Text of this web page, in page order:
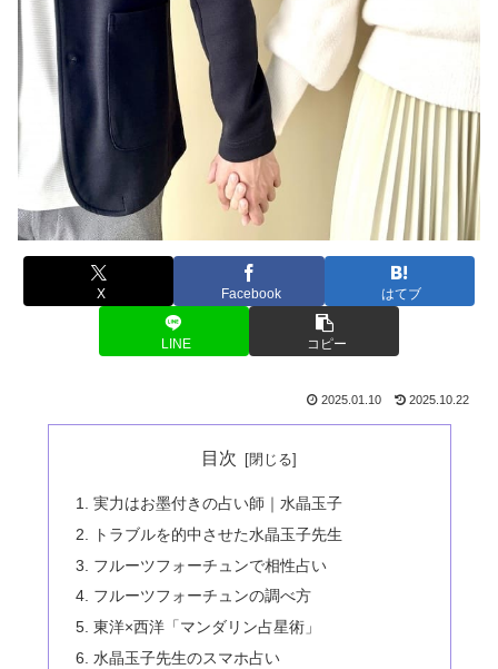
X Facebook はてブ
LINE コピー
2025.01.10 2025.10.22
目次
実力はお墨付きの占い師｜水晶玉子
トラブルを的中させた水晶玉子先生
フルーツフォーチュンで相性占い
フルーツフォーチュンの調べ方
東洋×西洋「マンダリン占星術」
水晶玉子先生のスマホ占い